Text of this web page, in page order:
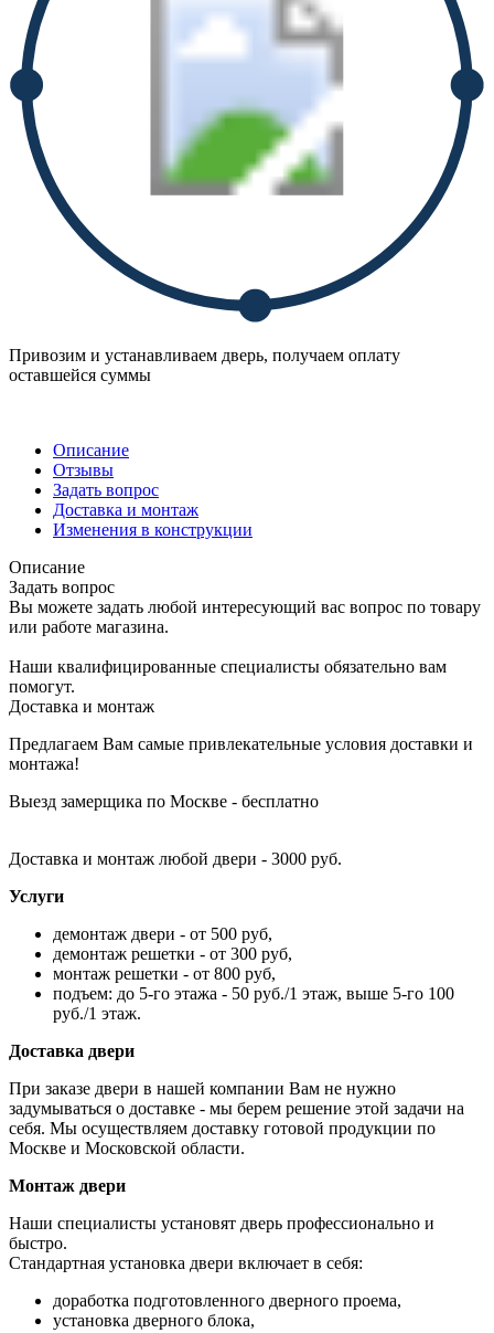
Привозим и устанавливаем дверь, получаем оплату
оставшейся суммы
Описание
Отзывы
Задать вопрос
Доставка и монтаж
Изменения в конструкции
Описание
Задать вопрос
Вы можете задать любой интересующий вас вопрос по товару
или работе магазина.
Наши квалифицированные специалисты обязательно вам
помогут.
Доставка и монтаж
Предлагаем Вам самые привлекательные условия доставки и
монтажа!
Выезд замерщика по Москве - бесплатно
Доставка и монтаж любой двери - 3000 руб.
Услуги
демонтаж двери - от 500 руб,
демонтаж решетки - от 300 руб,
монтаж решетки - от 800 руб,
подъем: до 5-го этажа - 50 руб./1 этаж, выше 5-го 100
руб./1 этаж.
Доставка двери
При заказе двери в нашей компании Вам не нужно
задумываться о доставке - мы берем решение этой задачи на
себя. Мы осуществляем доставку готовой продукции по
Москве и Московской области.
Монтаж двери
Наши специалисты установят дверь профессионально и
быстро.
Стандартная установка двери включает в себя:
доработка подготовленного дверного проема,
установка дверного блока,